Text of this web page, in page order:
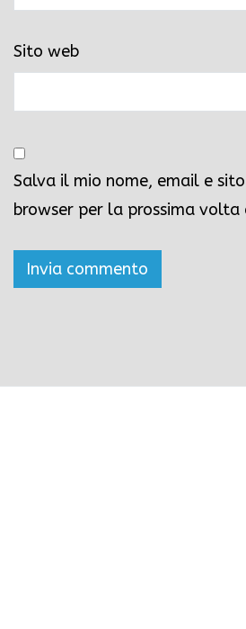
Sito web
Salva il mio nome, email e
browser per la prossima volta